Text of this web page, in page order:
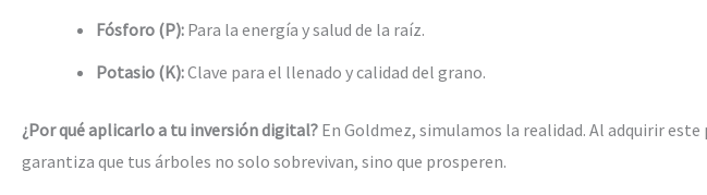
Fósforo (P): Para la energía y salud de la raíz.
Potasio (K):Clave para el llenado y calidad del grano.
¿Por qué aplicarlo a tu inversión digital? En Goldmez, simulamos la realidad. Al adquirir
garantiza que tus árboles no solo sobrevivan, sino que prosperen.